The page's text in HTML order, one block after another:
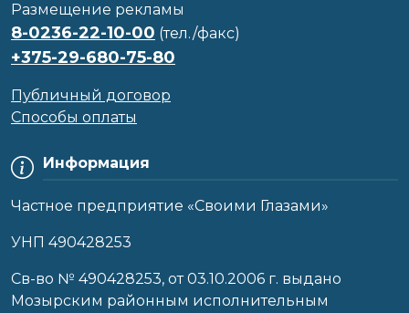
Информация
Частное предприятие «Своими Глазами»
УНП 490428253
Cв-во № 490428253, от 03.10.2006 г. выдано
Мозырским районным исполнительным
Размещение рекламы
8-0236-22-10-00 (тел./факс)
+375-29-680-75-80
Публичный договор
Способы оплаты